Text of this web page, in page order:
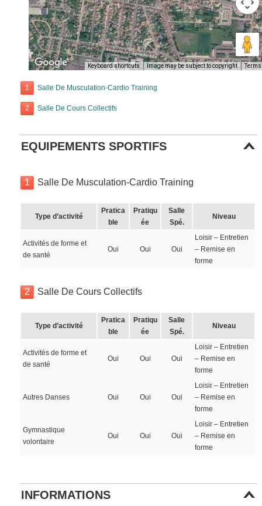
Keyboard shortcuts Image may be subject to copyright Terms
1 Salle De Musculation-Cardio Training
2 Salle De Cours Collectifs
EQUIPEMENTS SPORTIFS
1 Salle De Musculation-Cardio Training
Type d’activité
Pratica
ble
Pratiqu
ée
Salle
Spé.
Niveau
Activités de forme et
de santé
Oui Oui Oui
Loisir – Entretien
– Remise en
forme
2 Salle De Cours Collectifs
Type d’activité
Pratica
ble
Pratiqu
ée
Salle
Spé.
Niveau
Activités de forme et
de santé
Oui Oui Oui
Loisir – Entretien
– Remise en
forme
Autres Danses Oui Oui Oui
Loisir – Entretien
– Remise en
forme
Gymnastique
volontaire
Oui Oui Oui
Loisir – Entretien
– Remise en
forme
INFORMATIONS